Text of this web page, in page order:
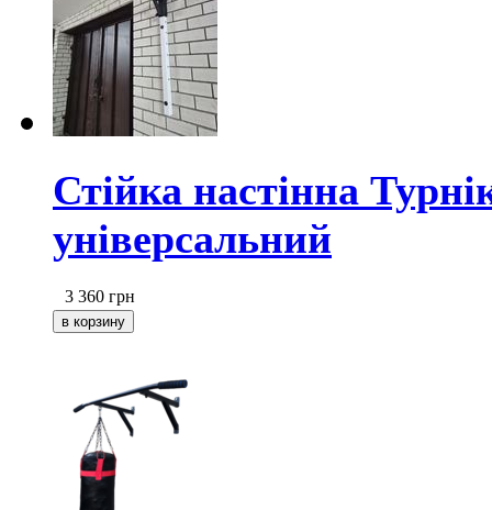
Стійка настінна
універсальний
3 360 грн